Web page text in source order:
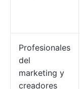
Profesionales
del
marketing y
creadores